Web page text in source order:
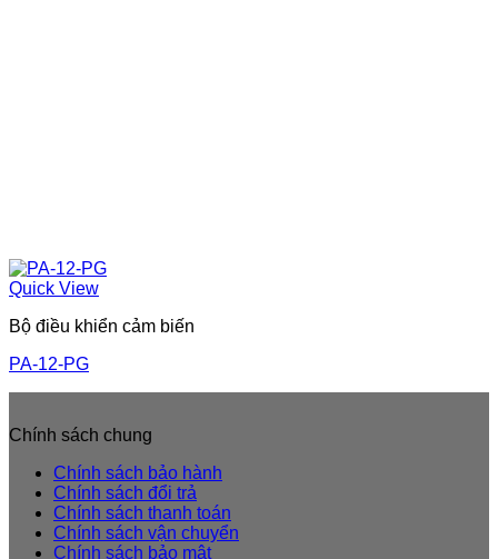
Quick View
Bộ điều khiển cảm biến
PA-12-PG
Chính sách chung
Chính sách bảo hành
Chính sách đổi trả
Chính sách thanh toán
Chính sách vận chuyển
Chính sách bảo mật